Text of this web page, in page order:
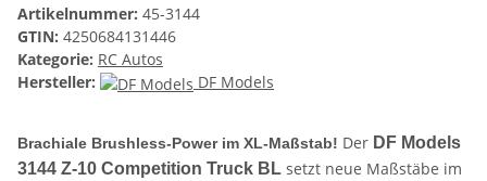
Artikelnummer: 45-3144
GTIN: 4250684131446
Kategorie: RC Autos
Hersteller:
DF Models
Brachiale Brushless-Power im XL-Maßstab! Der DF Models
3144 Z-10 Competition Truck BL setzt neue Maßstäbe im